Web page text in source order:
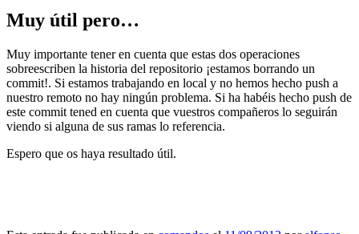
Muy útil pero…
Muy importante tener en cuenta que estas dos operaciones
sobreescriben la historia del repositorio ¡estamos borrando un
commit!. Si estamos trabajando en local y no hemos hecho push a
nuestro remoto no hay ningún problema. Si ha habéis hecho push de
este commit tened en cuenta que vuestros compañeros lo seguirán
viendo si alguna de sus ramas lo referencia.
Espero que os haya resultado útil.